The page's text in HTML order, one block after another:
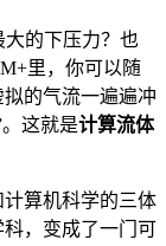
大的下压力？也
里，你可以随
的气流一遍遍冲
这就是计算流体
算机科学的三体
，变成了一门可